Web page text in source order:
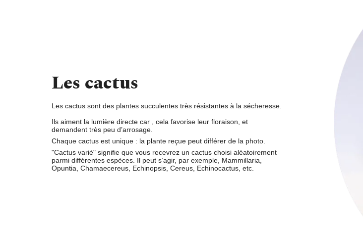
Les cactus
Les cactus sont des plantes succulentes très résistantes à la sécheresse.
Ils aiment la lumière directecar , cela favorise leur floraison, et
demandenttrès peu d’arrosage.
Chaque cactus est unique : la plante reçue peut différer de la photo.
"Cactus varié"signifie que vous recevrez un cactus choisi aléatoirement
parmi différentes espèces. Il peut s’agir, par exemple, Mammillaria,
Opuntia, Chamaecereus, Echinopsis, Cereus, Echinocactus, etc.